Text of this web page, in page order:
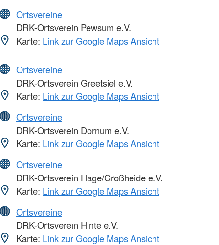
Ortsvereine
DRK-Ortsverein Pewsum e.V.
Karte: Link zur Google Maps Ansicht
Ortsvereine
DRK-Ortsverein Greetsiel e.V.
Karte: Link zur Google Maps Ansicht
Ortsvereine
DRK-Ortsverein Dornum e.V.
Karte: Link zur Google Maps Ansicht
Ortsvereine
DRK-Ortsverein Hage/Großheide e.V.
Karte: Link zur Google Maps Ansicht
Ortsvereine
DRK-Ortsverein Hinte e.V.
Karte: Link zur Google Maps Ansicht